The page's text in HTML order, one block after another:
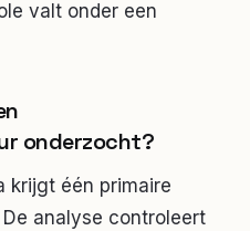
valt onder een
onderzocht?
krijgt één primaire
analyse controleert